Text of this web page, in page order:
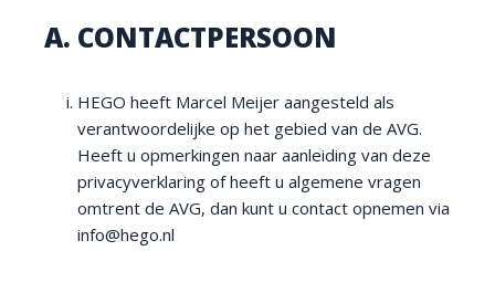
A. CONTACTPERSOON
HEGO heeft Marcel Meijer aangesteld als
verantwoordelijke op het gebied van de AVG.
Heeft u opmerkingen naar aanleiding van deze
privacyverklaring of heeft u algemene vragen
omtrent de AVG, dan kunt u contact opnemen via
info@hego.nl